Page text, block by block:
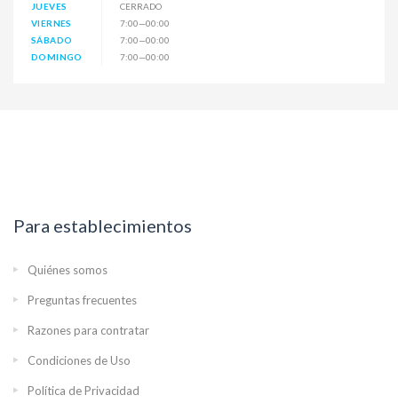
JUEVES
CERRADO
VIERNES
7:00—00:00
SÁBADO
7:00—00:00
DOMINGO
7:00—00:00
Para establecimientos
Quiénes somos
Preguntas frecuentes
Razones para contratar
Condiciones de Uso
Política de Privacidad